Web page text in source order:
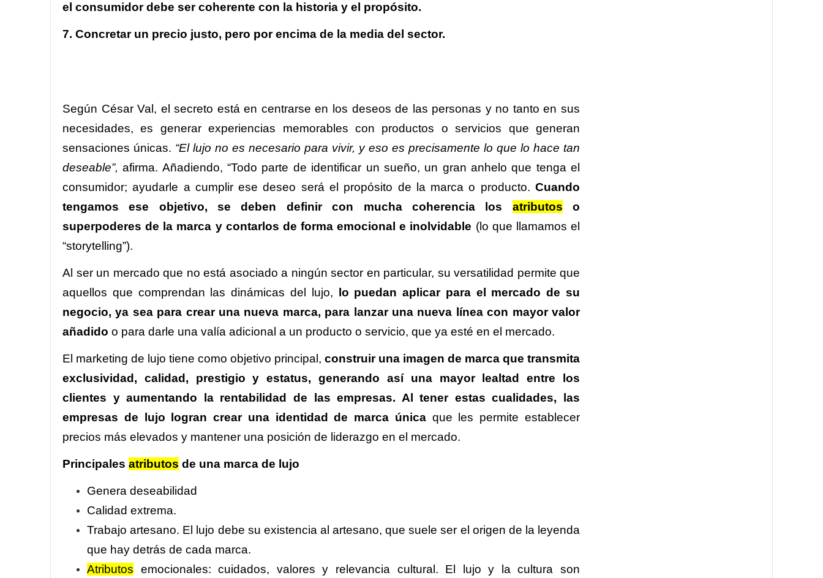
el consumidor debe ser coherente con la historia y el propósito.
7. Concretar un precio justo, pero por encima de la media del sector.
Según César Val, el secreto está en centrarse en los deseos de las personas y no tanto en sus
necesidades, es generar experiencias memorables con productos o servicios que generan
sensaciones únicas. “El lujo no es necesario para vivir, y eso es precisamente lo que lo hace tan
deseable”, afirma. Añadiendo, “Todo parte de identificar un sueño, un gran anhelo que tenga el
consumidor; ayudarle a cumplir ese deseo será el propósito de la marca o producto. Cuando
tengamos ese objetivo, se deben definir con mucha coherencia los atributos o
superpoderes de la marca y contarlos de forma emocional e inolvidable (lo que llamamos el
“storytelling”).
Al ser un mercado que no está asociado a ningún sector en particular, su versatilidad permite que
aquellos que comprendan las dinámicas del lujo,
lo puedan aplicar para el mercado de su
negocio, ya sea para crear una nueva marca, para lanzar una nueva línea con mayor valor
añadido o para darle una valía adicional a un producto o servicio, que ya esté en el mercado.
El marketing de lujo tiene como objetivo principal, construir una imagen de marca que transmita
exclusividad, calidad, prestigio y estatus, generando así una mayor lealtad entre los
clientes y aumentando la rentabilidad de las empresas. Al tener estas cualidades, las
empresas de lujo logran crear una identidad de marca únicaque les permite establecer
precios más elevados y mantener una posición de liderazgo en el mercado.
Principales atributos de una marca de lujo
Genera deseabilidad
Calidad extrema.
Trabajo artesano. El lujo debe su existencia al artesano, que suele ser el origen de la leyenda
que hay detrás de cada marca.
Atributos emocionales: cuidados, valores y relevancia cultural. El lujo y la cultura son